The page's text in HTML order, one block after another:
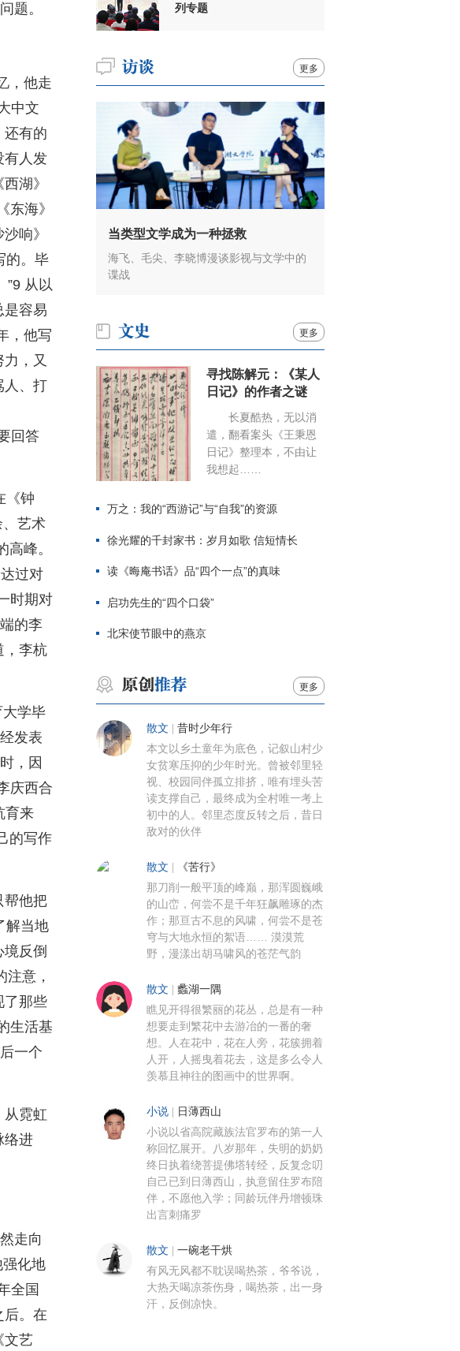
题。
，他走
中文
还有的
有人发
湖》
东海》
响》
的。毕
”9 从以
是容易
，他写
，又
人、打
回答
《钟
、艺术
峰。
过对
时期对
的李
，李杭
大学毕
发表
，因
庆西合
育来
的写作
帮他把
解当地
反倒
意，
了那些
生活基
一个
从霓虹
络进
走向
强化地
全国
后。在
文艺
列专题
更多
当类型文学成为一种拯救
海飞、毛尖、李晓博漫谈影视与文学中的
谍战
更多
寻找陈解元：《某人
日记》的作者之谜
长夏酷热，无以消
遣，翻看案头《王秉恩
日记》整理本，不由让
我想起……
万之：我的“西游记”与“自我”的资源
徐光耀的千封家书：岁月如歌 信短情长
读《晦庵书话》品“四个一点”的真味
启功先生的“四个口袋”
北宋使节眼中的燕京
更多
散文 昔时少年行
本文以乡土童年为底色，记叙山村少
女贫寒压抑的少年时光。曾被邻里轻
视、校园同伴孤立排挤，唯有埋头苦
读支撑自己，最终成为全村唯一考上
初中的人。邻里态度反转之后，昔日
敌对的伙伴
散文 《苦行》
那刀削一般平顶的峰巅，那浑圆巍峨
的山峦，何尝不是千年狂飙雕琢的杰
作；那亘古不息的风啸，何尝不是苍
穹与大地永恒的絮语…… 漠漠荒
野，漫漾出胡马啸风的苍茫气韵
散文 蠡湖一隅
瞧见开得很繁丽的花丛，总是有一种
想要走到繁花中去游冶的一番的奢
想。人在花中，花在人旁，花簇拥着
人开，人摇曳着花去，这是多么令人
羡慕且神往的图画中的世界啊。
小说 日薄西山
小说以省高院藏族法官罗布的第一人
称回忆展开。八岁那年，失明的奶奶
终日执着绕菩提佛塔转经，反复念叨
自己已到日薄西山，执意留住罗布陪
伴，不愿他入学；同龄玩伴丹增顿珠
出言刺痛罗
散文 一碗老干烘
有风无风都不耽误喝热茶，爷爷说，
大热天喝凉茶伤身，喝热茶，出一身
汗，反倒凉快。